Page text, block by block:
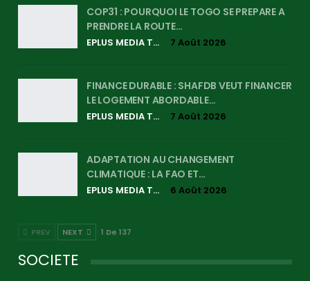
COP31 : POURQUOI LE TOGO SE PREPARE A
PRENDRE LA ROUTE…
EPLUS MEDIA TV 7 Août 2026
FINANCE DURABLE : SHAFDB VEUT FINANCER
LE LOGEMENT ABORDABLE…
EPLUS MEDIA TV 7 Août 2026
ADAPTATION AU CHANGEMENT
CLIMATIQUE : LA FAO ET…
EPLUS MEDIA TV 6 Août 2026
PREV NEXT 1 De 137
SOCIETE